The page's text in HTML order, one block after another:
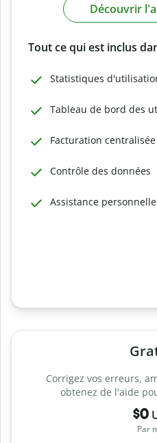
Découvrir
Tout ce qui est inclus
Statistiques
Tableau de bord des
Facturation centralisée
Contrôle des données
Assistance personnelle
Corrigez vos erreurs,
obtenez de l'aide
$0
Par